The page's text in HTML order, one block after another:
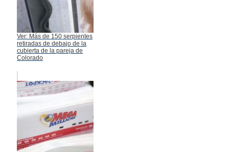
Ver: Más de 150 serpientes
retiradas de debajo de la
cubierta de la pareja de
Colorado